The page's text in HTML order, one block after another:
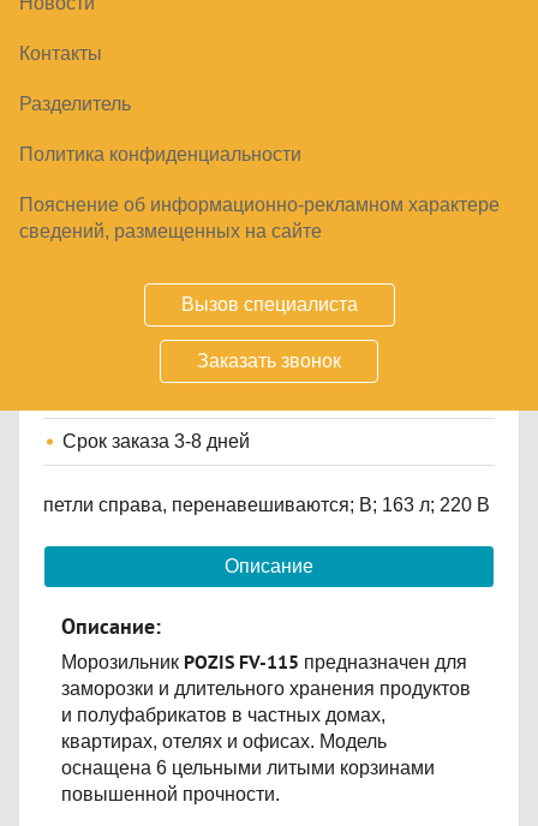
Контакты
Разделитель
Политика конфиденциальности
Пояснение об информационно-рекламном характере
сведений, размещенных на сайте
Вызов специалиста
Заказать звонок
МОРОЗИЛЬНИК POZIS FV-115, РУБИНОВЫЙ
₽
Срок заказа 3-8 дней
петли справа, перенавешиваются; B; 163 л; 220 В
Описание
Описание:
Морозильник POZIS FV-115 предназначен для
заморозки и длительного хранения продуктов
и полуфабрикатов в частных домах,
квартирах, отелях и офисах. Модель
оснащена 6 цельными литыми корзинами
повышенной прочности.